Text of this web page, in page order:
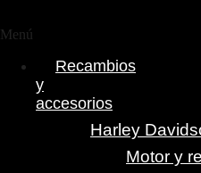
Menú
Recambios
y
accesorios
Harley
Motor y